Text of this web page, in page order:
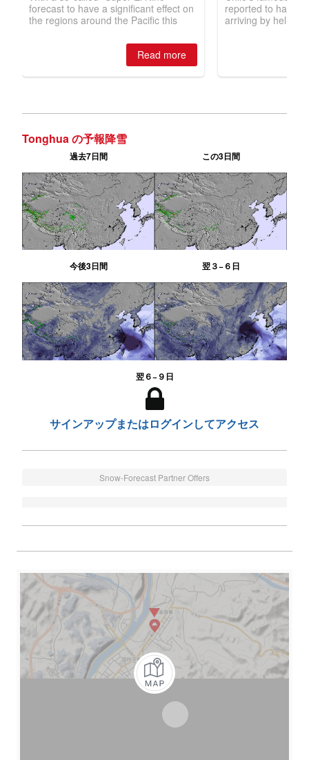
Tonghua の予報降雪
過去7日間 この3日間
今後3日間 翌３−６日
翌６−９日
サインアップまたはログインしてアクセス
Snow-Forecast Partner Offers